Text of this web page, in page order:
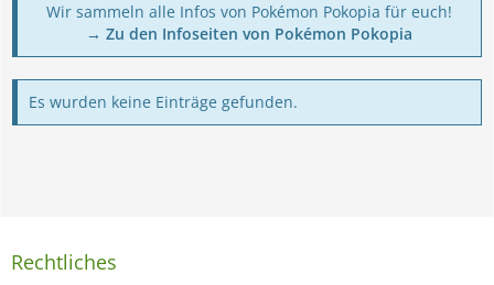
Wir sammeln alle Infos von Pokémon Pokopia für euch!
→ Zu den Infoseiten von Pokémon Pokopia
Es wurden keine Einträge gefunden.
Rechtliches